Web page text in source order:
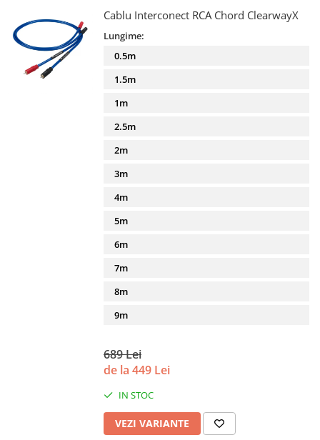
Cablu Interconect RCA Chord ClearwayX
Lungime:
0.5m
1.5m
1m
2.5m
2m
3m
4m
5m
6m
7m
8m
9m
689 Lei
de la 449 Lei
IN STOC
VEZI VARIANTE